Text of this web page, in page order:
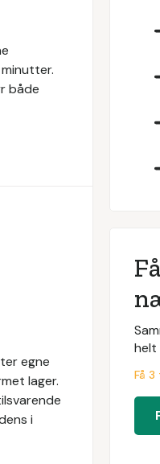
både
egne
lager.
i
helt
Få